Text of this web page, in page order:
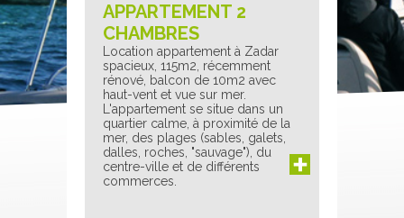
APPARTEMENT 2
CHAMBRES
Location appartement à Zadar
spacieux, 115m2, récemment
rénové, balcon de 10m2 avec
haut-vent et vue sur mer.
L'appartement se situe dans un
quartier calme, à proximité de la
mer, des plages (sables, galets,
dalles, roches, "sauvage"), du
centre-ville et de différents
commerces.